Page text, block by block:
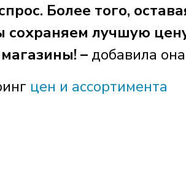
Более того,
сохраняем лучшую
– добавила
цен и ассортимента